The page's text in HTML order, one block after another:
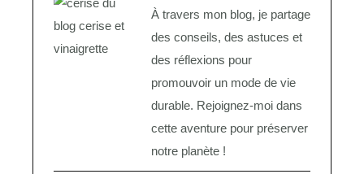
À travers mon blog, je partage
des conseils, des astuces et
des réflexions pour
promouvoir un mode de vie
durable. Rejoignez-moi dans
cette aventure pour préserver
notre planète !